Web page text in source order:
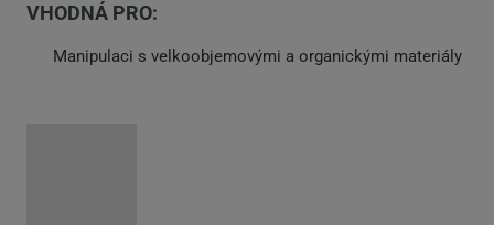
VHODNÁ PRO:
Manipulaci s velkoobjemovými a organickými materiály